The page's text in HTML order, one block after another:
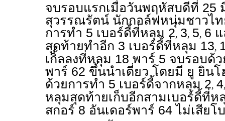
จบรอบแรกเมื่อวันพฤหัสบดีที่ 25
สุวรรณรัตน์ นักกอล์ฟหนุ่มชาวไท
การทำ 5 เบอร์ดี้ที่หลุม 2, 3, 5, 6
สุดท้ายทำอีก 3 เบอร์ดี้ที่หลุม 13,
เกิ้ลลงที่หลุม 18 พาร์ 5 จบรอบด้
พาร์ 62 ขึ้นนำเดี่ยว โดยมี ยู ยินโ
ด้วยการทำ 5 เบอร์ดี้จากหลุม 2, 4
หลุมสุดท้ายเก็บอีกสามเบอร์ดี้ที่ห
สกอร์ 8 อันเดอร์พาร์ 64 ไม่เสียโ